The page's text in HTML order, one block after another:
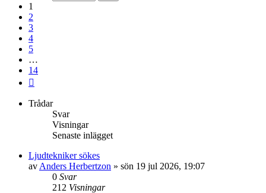
1
2
3
4
5
…
14
Trådar
Svar
Visningar
Senaste inlägget
Ljudtekniker sökes
av Anders Herbertzon » sön 19 jul 2026, 19:07
0 Svar
212 Visningar